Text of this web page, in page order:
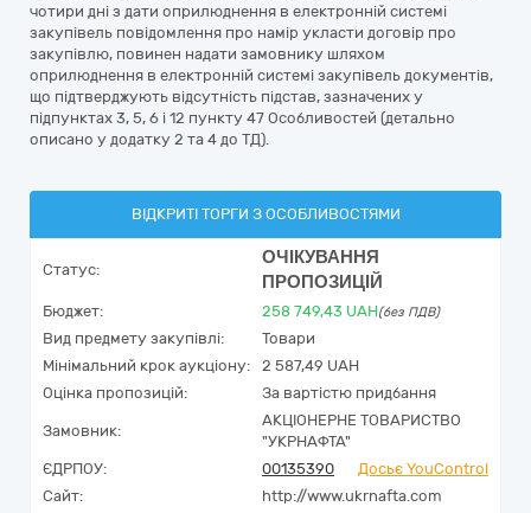
чотири дні з дати оприлюднення в електронній системі
закупівель повідомлення про намір укласти договір про
закупівлю, повинен надати замовнику шляхом
оприлюднення в електронній системі закупівель документів,
що підтверджують відсутність підстав, зазначених у
підпунктах 3, 5, 6 і 12 пункту 47 Особливостей (детально
описано у додатку 2 та 4 до ТД).
ВІДКРИТІ ТОРГИ З ОСОБЛИВОСТЯМИ
Статус:
ОЧІКУВАННЯ
ПРОПОЗИЦІЙ
Бюджет: 258 749,43 UAH(без ПДВ)
Вид предмету закупівлі:
Товари
Мінімальний крок аукціону:
2 587,49 UAH
Оцінка пропозицій:
За вартістю придбання
Замовник:
АКЦІОНЕРНЕ ТОВАРИСТВО
"УКPНAФТА"
ЄДРПОУ:
00135390
Досьє YouControl
Сайт:
http://www.ukrnafta.com